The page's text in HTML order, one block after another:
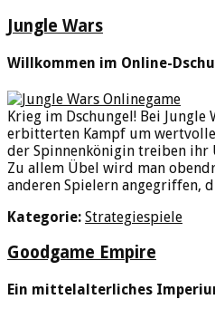
Jungle Wars
Willkommen im Online-
Krieg im Dschungel! Bei Jungle
erbitterten Kampf um
der Spinnenkönigin treiben ihr
Zu allem Übel wird man
anderen Spielern angegriffen,
Kategorie: Strategiespiele
Goodgame Empire
Ein mittelalterliches